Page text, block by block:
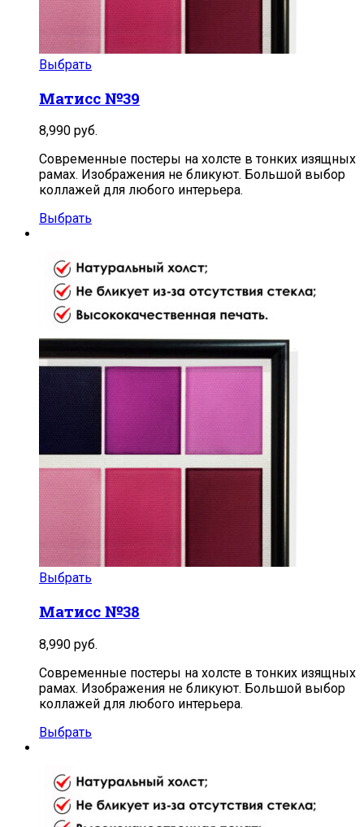
Выбрать
Матисс №39
8,990 руб.
Современные постеры на холсте в тонких изящных
рамах. Изображения не бликуют. Большой выбор
коллажей для любого интерьера.
Выбрать
Выбрать
Матисс №38
8,990 руб.
Современные постеры на холсте в тонких изящных
рамах. Изображения не бликуют. Большой выбор
коллажей для любого интерьера.
Выбрать